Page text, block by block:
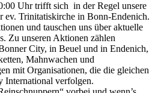
Uhr trifft sich in der Regel unsere
ev. Trinitatiskirche in Bonn-Endenich.
und tauschen uns über aktuelle
Zu unseren Aktionen zählen
City, in Beuel und in Endenich,
Mahnwachen und
mit Organisationen, die die gleichen
International verfolgen.